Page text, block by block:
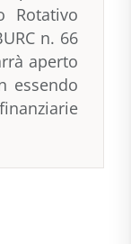
Rotativo
n. 66
aperto
essendo